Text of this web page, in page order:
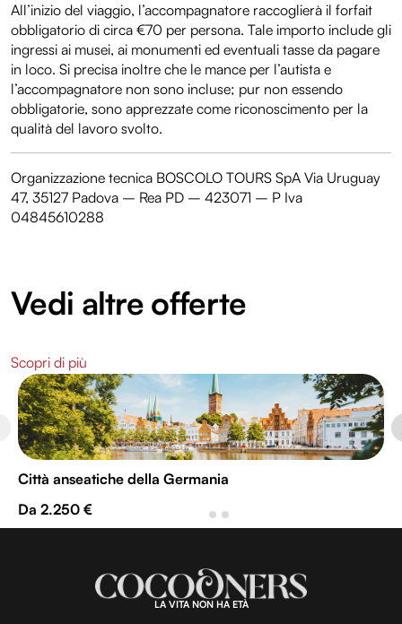
All’inizio del viaggio, l’accompagnatore raccoglierà il forfait
obbligatorio di circa €70 per persona. Tale importo include gli
ingressi ai musei, ai monumenti ed eventuali tasse da pagare
in loco. Si precisa inoltre che le mance per l’autista e
l’accompagnatore non sono incluse; pur non essendo
obbligatorie, sono apprezzate come riconoscimento per la
qualità del lavoro svolto.
Organizzazione tecnica BOSCOLO TOURS SpA Via Uruguay
47, 35127 Padova – Rea PD – 423071 – P Iva
04845610288
Vedi altre offerte
Scopri di più
Città anseatiche della Germania
Da 2.250 €
LA VITA NON HA ETÀ